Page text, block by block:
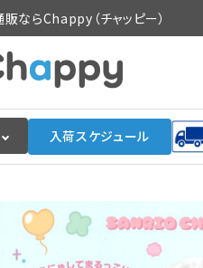
ならChappy（チャッピー）
入荷スケジュール
ールをチェック